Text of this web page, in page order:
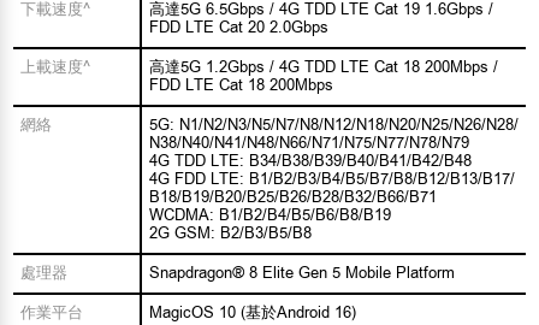
下載速度^
高達5G 6.5Gbps / 4G TDD LTE Cat 19 1.6Gbps /
FDD LTE Cat 20 2.0Gbps
上載速度^
高達5G 1.2Gbps / 4G TDD LTE Cat 18 200Mbps /
FDD LTE Cat 18 200Mbps
網絡
5G: N1/N2/N3/N5/N7/N8/N12/N18/N20/N25/N26/N28/
N38/N40/N41/N48/N66/N71/N75/N77/N78/N79
4G TDD LTE: B34/B38/B39/B40/B41/B42/B48
4G FDD LTE: B1/B2/B3/B4/B5/B7/B8/B12/B13/B17/
B18/B19/B20/B25/B26/B28/B32/B66/B71
WCDMA: B1/B2/B4/B5/B6/B8/B19
2G GSM: B2/B3/B5/B8
處理器 Snapdragon®️ 8 Elite Gen 5 Mobile Platform
作業平台 MagicOS 10 (基於Android 16)